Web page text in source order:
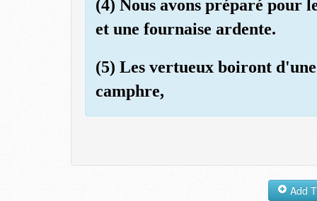
(4) Nous avons préparé pour
et une fournaise ardente.
(5) Les vertueux boiront
camphre,